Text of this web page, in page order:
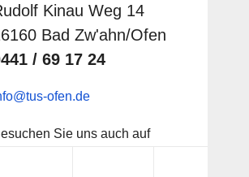
Kinau Weg 14
Bad Zw'ahn/Ofen
/ 69 17 24
ofen.de
Sie uns auch auf